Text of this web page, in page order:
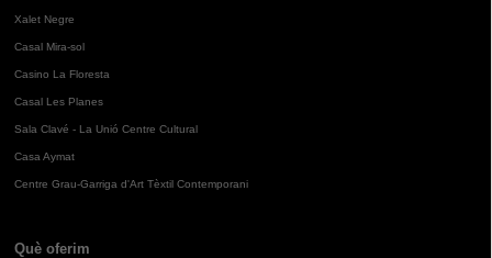
Xalet Negre
Casal Mira-sol
Casino La Floresta
Casal Les Planes
Sala Clavé - La Unió Centre Cultural
Casa Aymat
Centre Grau-Garriga d'Art Tèxtil Contemporani
Què oferim